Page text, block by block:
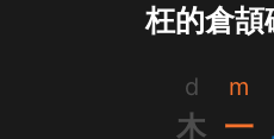
枉的倉頡
d
木
m
一